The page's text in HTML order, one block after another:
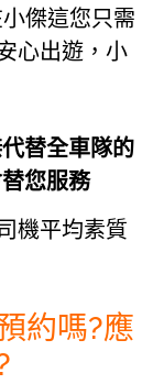
傑這您只需
心出遊，小
替全車隊的
您服務
機平均素質
約嗎?應